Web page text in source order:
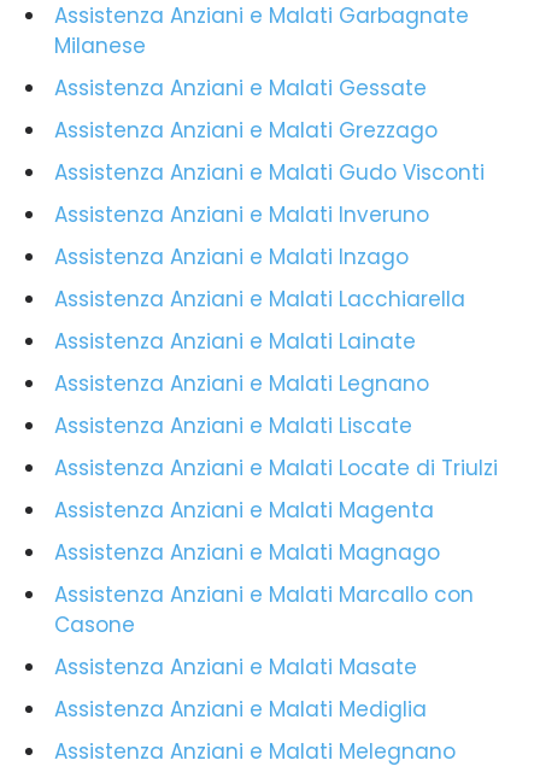
Assistenza Anziani e Malati Garbagnate
Milanese
Assistenza Anziani e Malati Gessate
Assistenza Anziani e Malati Grezzago
Assistenza Anziani e Malati Gudo Visconti
Assistenza Anziani e Malati Inveruno
Assistenza Anziani e Malati Inzago
Assistenza Anziani e Malati Lacchiarella
Assistenza Anziani e Malati Lainate
Assistenza Anziani e Malati Legnano
Assistenza Anziani e Malati Liscate
Assistenza Anziani e Malati Locate di Triulzi
Assistenza Anziani e Malati Magenta
Assistenza Anziani e Malati Magnago
Assistenza Anziani e Malati Marcallo con
Casone
Assistenza Anziani e Malati Masate
Assistenza Anziani e Malati Mediglia
Assistenza Anziani e Malati Melegnano